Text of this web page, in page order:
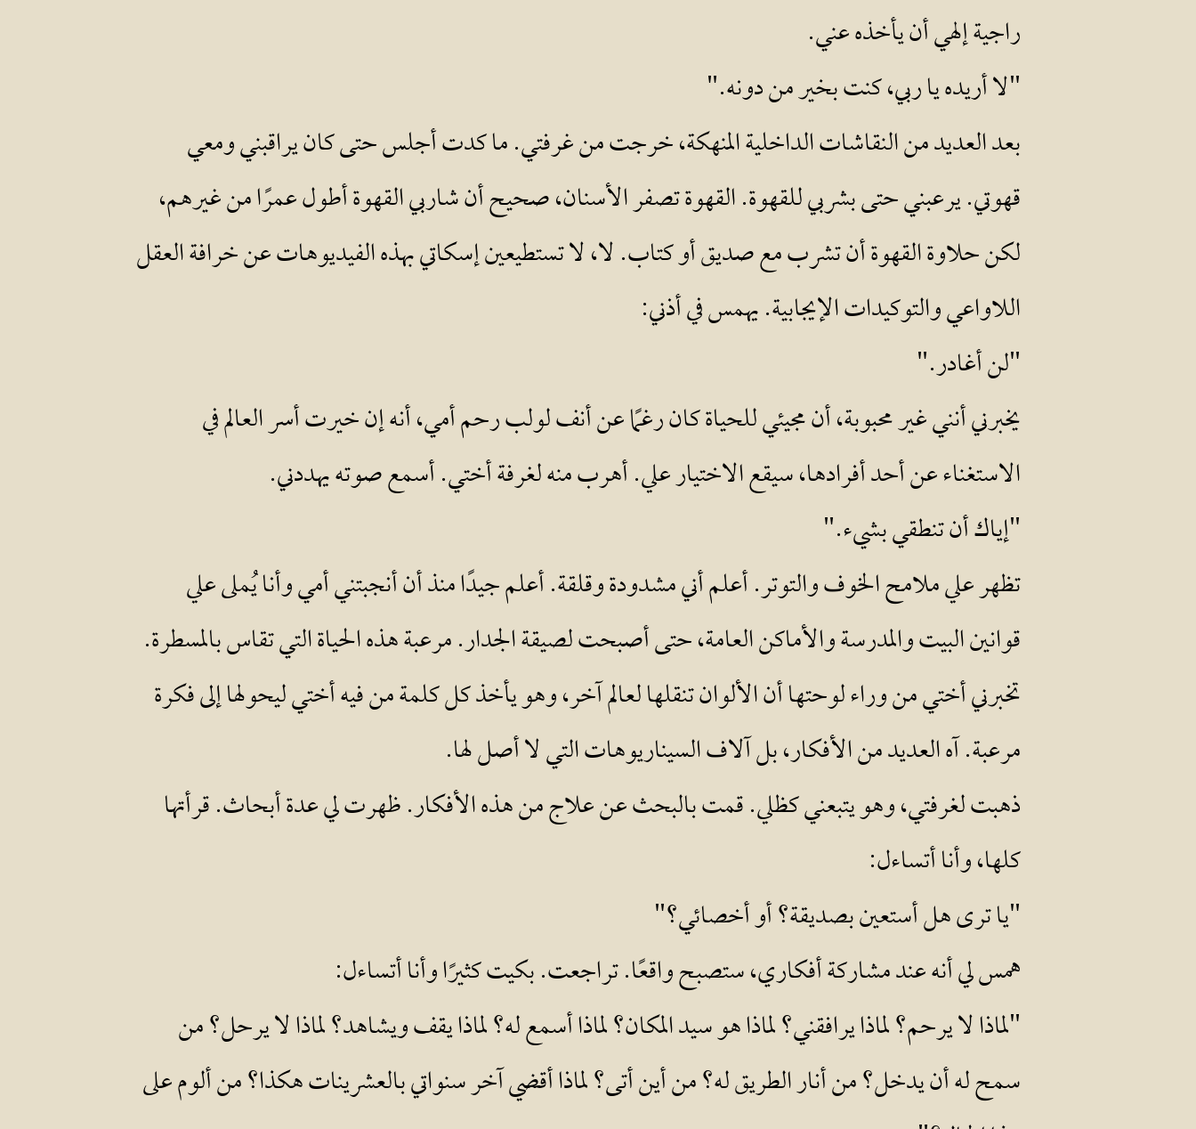
راجية إلهي أن يأخذه عني.
"لا أريده يا ربي، كنت بخير من دونه."
بعد العديد من النقاشات الداخلية المنهكة، خرجت من غرفتي. ما كدت أجلس حتى كان يراقبني ومعي
قهوتي. يرعبني حتى بشربي للقهوة. القهوة تصفر الأسنان، صحيح أن شاربي القهوة أطول عمرًا من غيرهم،
لكن حلاوة القهوة أن تشرب مع صديق أو كتاب. لا، لا تستطيعين إسكاتي بهذه الفيديوهات عن خرافة العقل
اللاواعي والتوكيدات الإيجابية. يهمس في أذني:
"لن أغادر."
يخبرني أنني غير محبوبة، أن مجيئي للحياة كان رغمًا عن أنف لولب رحم أمي، أنه إن خيرت أسر العالم في
الاستغناء عن أحد أفرادها، سيقع الاختيار علي. أهرب منه لغرفة أختي. أسمع صوته يهددني.
"إياك أن تنطقي بشيء."
تظهر علي ملامح الخوف والتوتر. أعلم أني مشدودة وقلقة. أعلم جيدًا منذ أن أنجبتني أمي وأنا يُملى علي
قوانين البيت والمدرسة والأماكن العامة، حتى أصبحت لصيقة الجدار. مرعبة هذه الحياة التي تقاس بالمسطرة.
تخبرني أختي من وراء لوحتها أن الألوان تنقلها لعالم آخر، وهو يأخذ كل كلمة من فيه أختي ليحولها إلى فكرة
مرعبة. آه العديد من الأفكار، بل آلاف السيناريوهات التي لا أصل لها.
ذهبت لغرفتي، وهو يتبعني كظلي. قمت بالبحث عن علاج من هذه الأفكار. ظهرت لي عدة أبحاث. قرأتها
كلها، وأنا أتساءل:
"يا ترى هل أستعين بصديقة؟ أو أخصائي؟"
همس لي أنه عند مشاركة أفكاري، ستصبح واقعًا. تراجعت. بكيت كثيرًا وأنا أتساءل:
"لماذا لا يرحم؟ لماذا يرافقني؟ لماذا هو سيد المكان؟ لماذا أسمع له؟ لماذا يقف ويشاهد؟ لماذا لا يرحل؟ من
سمح له أن يدخل؟ من أنار الطريق له؟ من أين أتى؟ لماذا أقضي آخر سنواتي بالعشرينات هكذا؟ من ألوم على